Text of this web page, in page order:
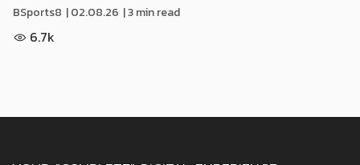
BSports8 |02.08.26 | 3 min read
6.7k